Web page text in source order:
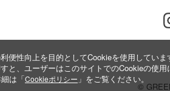
©
便性向上を目的としてCookieを使用していま
と、ユーザーはこのサイトでのCookieの使用
は「Cookieポリシー 」をご覧ください。